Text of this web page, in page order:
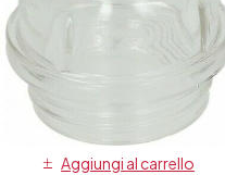
Aggiungi al carrello